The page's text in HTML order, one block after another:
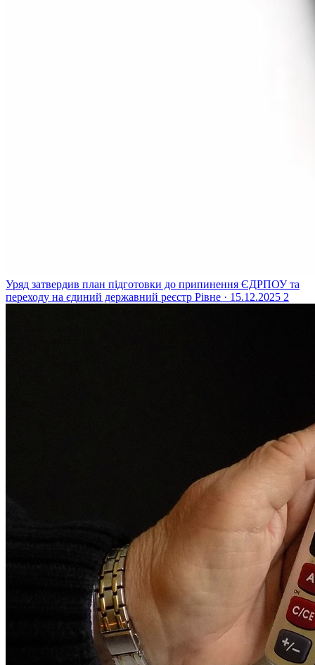
Уряд затвердив план підготовки до припинення ЄДРПОУ та
переходу на єдиний державний реєстр Рівне · 15.12.2025 2